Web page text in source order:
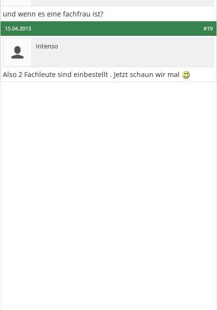
und wenn es eine fachfrau ist?
#19
15.04.2013
Intenso
Also 2 Fachleute sind einbestellt . Jetzt schaun wir mal